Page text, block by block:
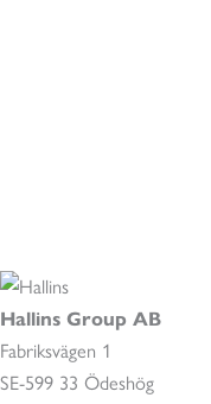
Hallins Group AB
Fabriksvägen 1
SE-599 33 Ödeshög